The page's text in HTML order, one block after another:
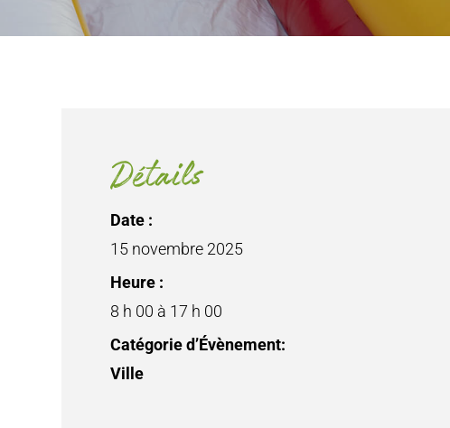
Détails
Date :
15 novembre 2025
Heure :
8 h 00 à 17 h 00
Catégorie d’Évènement:
Ville